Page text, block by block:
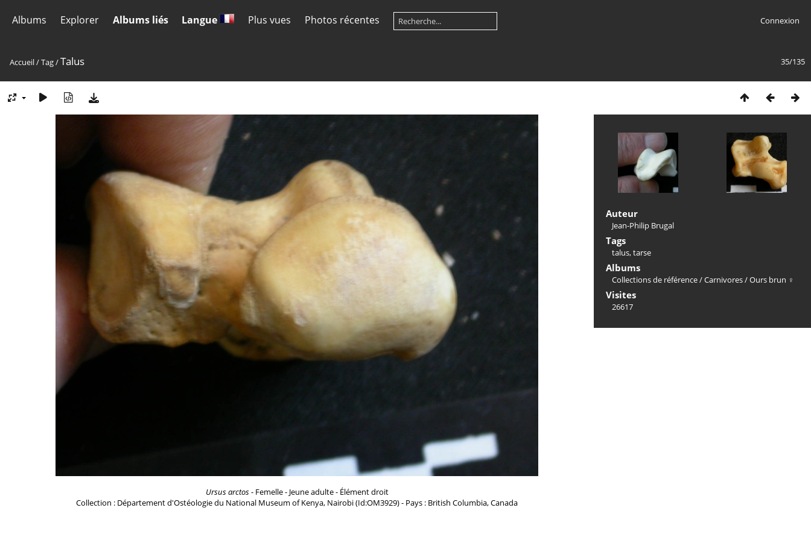
Albums Explorer Albums liés Langue Plus vues Photos récentes Connexion
35/135
Accueil/Tag/Talus
Ursus arctos- Femelle - Jeune adulte - Élément droit
Collection : Département d'Ostéologie du National Museum of Kenya, Nairobi (Id:OM3929) - Pays : British Columbia, Canada
Auteur
Jean-Philip Brugal
Tags
talus,tarse
Albums
Collections de référence/Carnivores/Ours brun ♀
Visites
26617